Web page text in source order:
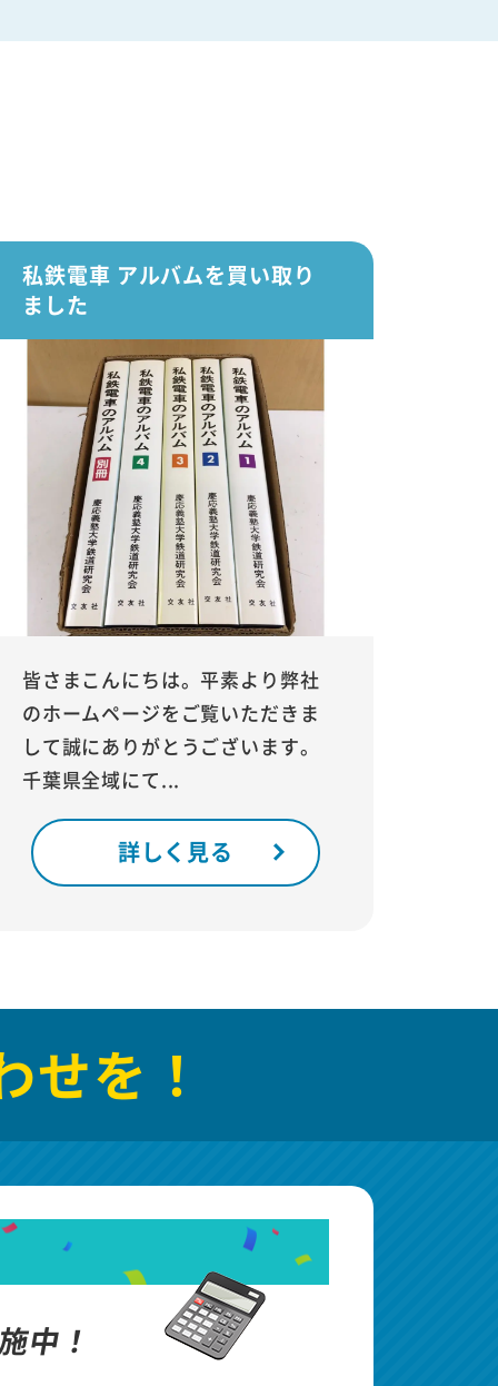
私鉄電車 アルバムを買い取り
ました
皆さまこんにちは。平素より弊社
のホームページをご覧いただきま
して誠にありがとうございます。
千葉県全域にて...
詳しく見る
せを！
中！